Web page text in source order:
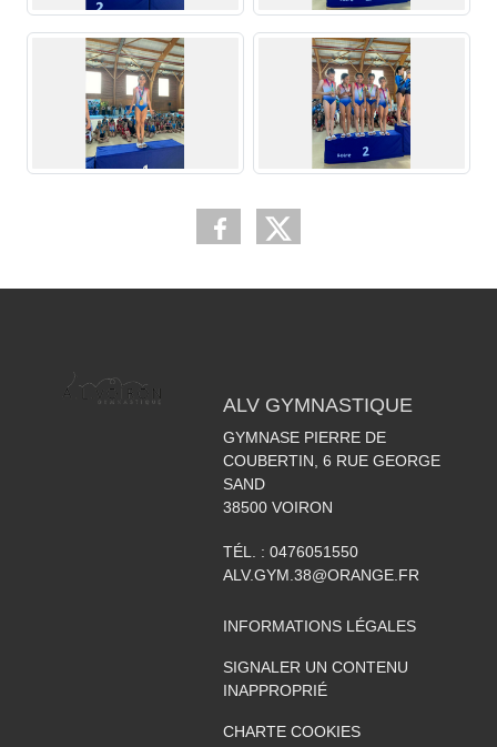
ALV GYMNASTIQUE
GYMNASE PIERRE DE
COUBERTIN, 6 RUE GEORGE
SAND
38500 VOIRON
TÉL. : 0476051550
ALV.GYM.38@ORANGE.FR
INFORMATIONS LÉGALES
SIGNALER UN CONTENU
INAPPROPRIÉ
CHARTE COOKIES